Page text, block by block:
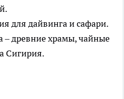
для дайвинга и сафари.
– древние храмы, чайные
Сигирия.